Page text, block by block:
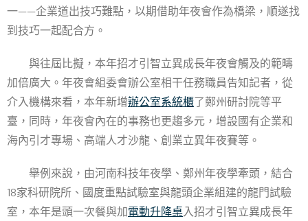
一——企業道出技巧難點，以期借助年夜會作為橋梁，順遂找
到技巧一起配合方。
與往屆比擬，本年招才引智立異成長年夜會觸及的範疇
加倍廣大。年夜會組委會辦公室相干任務職員告知記者，從
介入機構來看，本年新增辦公室系統櫃了鄭州研討院等平
臺，同時，年夜會內在的事務也更趨多元，增設國有企業和
海內引才專場、高端人才沙龍、創業立異年夜賽等。
舉例來說，由河南科技年夜學、鄭州年夜學牽頭，結合
18家科研院所、國度重點試驗室與龍頭企業組建的龍門試驗
室，本年是頭一次餐與加電動升降桌入招才引智立異成長年